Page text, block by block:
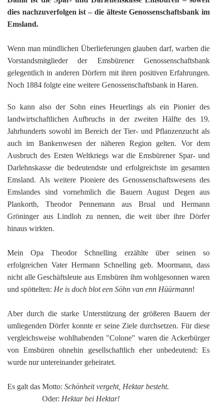
dies nachzuverfolgen ist – die älteste Genossenschaftsbank im
Emsland.
Wenn man mündlichen Überlieferungen glauben darf, warben die
Vorstandsmitglieder der Emsbürener Genossenschaftsbank
gelegentlich in anderen Dörfern mit ihren positiven Erfahrungen.
Noch 1884 folgte eine weitere Genossenschaftsbank in Haren.
So kann also der Sohn eines Heuerlings als ein Pionier des
landwirtschaftlichen Aufbruchs in der zweiten Hälfte des 19.
Jahrhunderts sowohl im Bereich der Tier- und Pflanzenzucht als
auch im Bankenwesen der näheren Region gelten. Vor dem
Ausbruch des Ersten Weltkriegs war die Emsbürener Spar- und
Darlehnskasse die bedeutendste und erfolgreichste im gesamten
Emsland. Als weitere Pioniere des Genossenschaftswesens des
Emslandes sind vornehmlich die Bauern August Degen aus
Plankorth, Theodor Pennemann aus Brual und Hermann
Gröninger aus Lindloh zu nennen, die weit über ihre Dörfer
hinaus wirkten.
Mein Opa Theodor Schnelling erzählte über seinen so
erfolgreichen Vater Hermann Schnelling geb. Moormann, dass
nicht alle Geschäftsleute aus Emsbüren ihm wohlgesonnen waren
und spöttelten: He is doch blot een Söhn van enn Hüürmann!
Aber durch die starke Unterstützung der größeren Bauern der
umliegenden Dörfer konnte er seine Ziele durchsetzen. Für diese
vergleichsweise wohlhabenden "Colone" waren die Ackerbürger
von Emsbüren ohnehin gesellschaftlich eher unbedeutend: Es
wurde nur untereinander geheiratet.
Es galt das Motto: Schönheit vergeht, Hektar besteht.
Oder: Hektar bei Hektar!